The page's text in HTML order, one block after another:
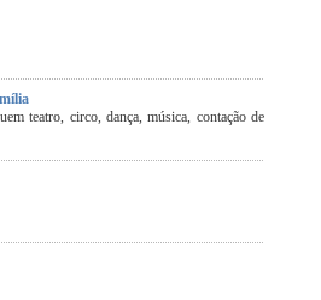
teatro, circo, dança, música, contação de